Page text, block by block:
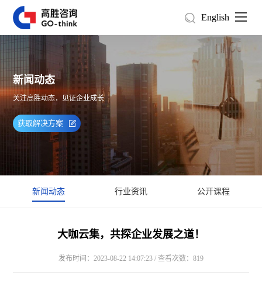
English
新闻动态
关注高胜动态，见证企业成长
获取解决方案
新闻动态 行业资讯 公开课程
大咖云集，共探企业发展之道！
发布时间：2023-08-22 14:07:23 / 查看次数：819